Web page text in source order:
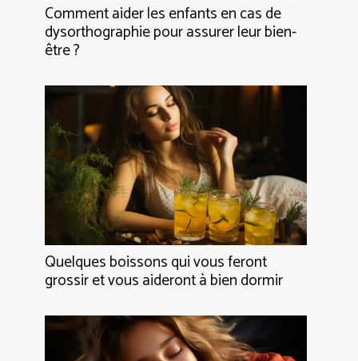
Comment aider les enfants en cas de
dysorthographie pour assurer leur bien-
être ?
Quelques boissons qui vous feront
grossir et vous aideront à bien dormir